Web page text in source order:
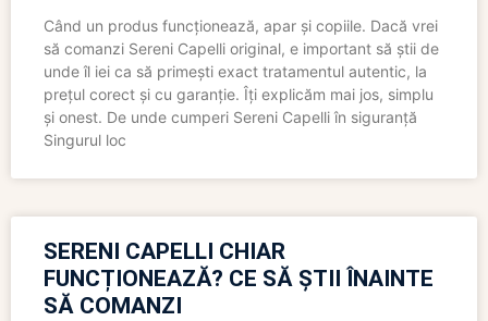
Când un produs funcționează, apar și copiile. Dacă vrei
să comanzi Sereni Capelli original, e important să știi de
unde îl iei ca să primești exact tratamentul autentic, la
prețul corect și cu garanție. Îți explicăm mai jos, simplu
și onest. De unde cumperi Sereni Capelli în siguranță
Singurul loc
SERENI CAPELLI CHIAR
FUNCȚIONEAZĂ? CE SĂ ȘTII ÎNAINTE
SĂ COMANZI